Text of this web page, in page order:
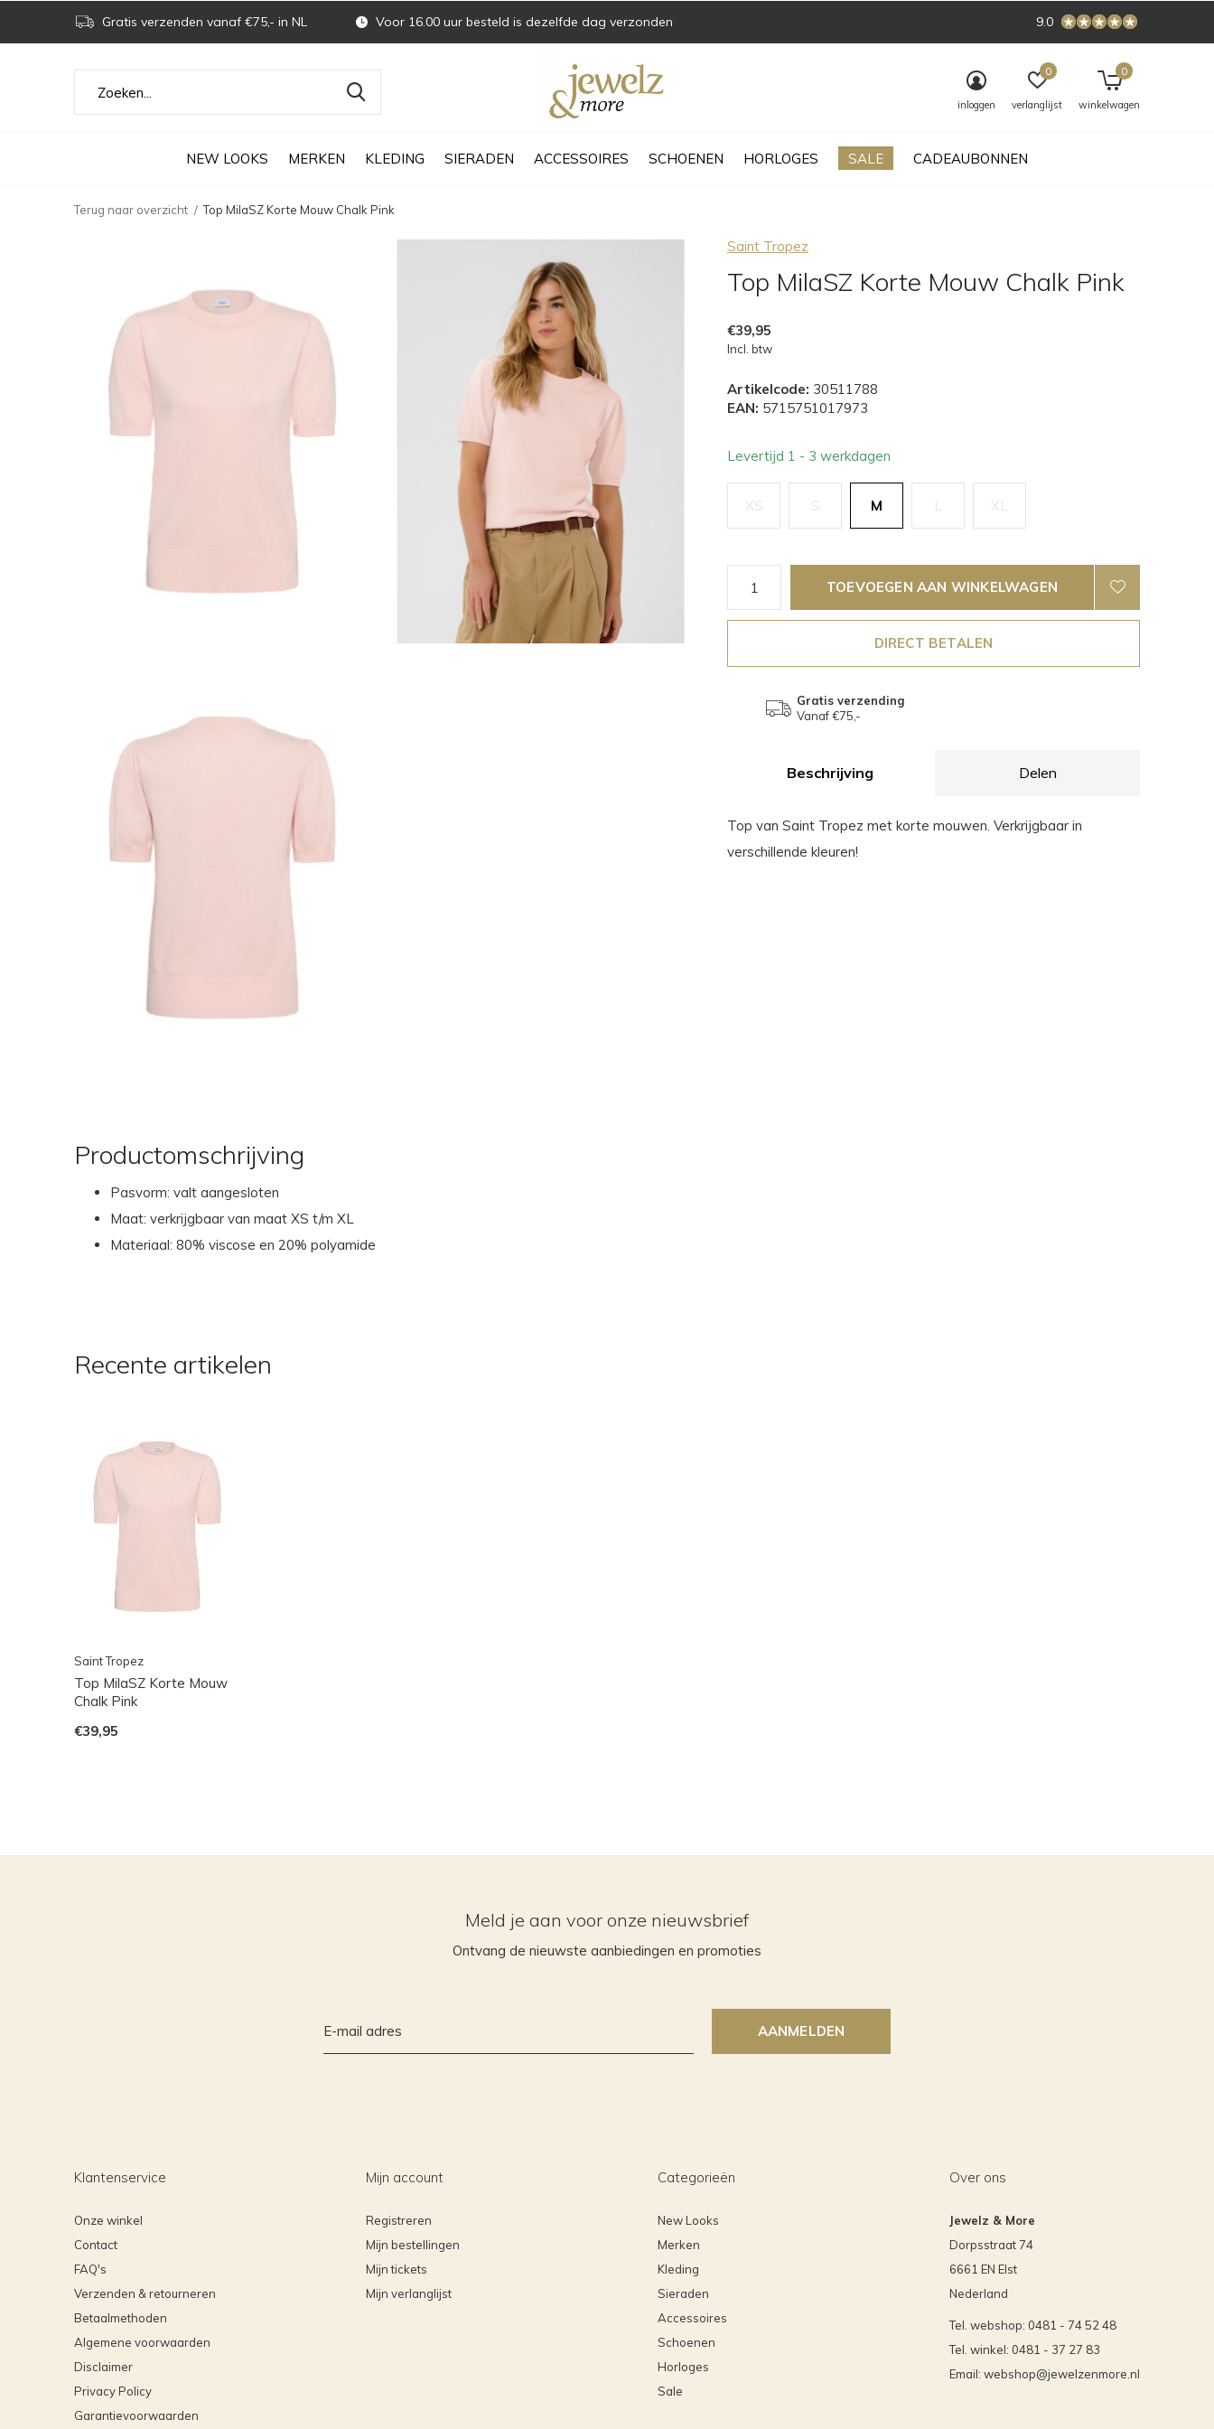
NEW LOOKS MERKEN KLEDING SIERADEN ACCESSOIRES SCHOENEN HORLOGES SALE CADEAUBONNEN
inloggen verlanglijst
0
winkelwagen
0
Gratis verzenden vanaf €75,- in NL Voor 16.00 uur besteld is dezelfde dag verzonden 9.0
Terug naar overzicht Top MilaSZ Korte Mouw Chalk Pink
Saint Tropez
Top MilaSZ Korte Mouw Chalk Pink
€39,95
Incl. btw
Artikelcode: 30511788
EAN: 5715751017973
Levertijd 1 - 3 werkdagen
XS S M L XL
TOEVOEGEN AAN WINKELWAGEN
DIRECT BETALEN
Gratis verzending
Vanaf €75,-
Beschrijving Delen
Top van Saint Tropez met korte mouwen. Verkrijgbaar in
verschillende kleuren!
Productomschrijving
Pasvorm: valt aangesloten
Maat: verkrijgbaar van maat XS t/m XL
Materiaal: 80% viscose en 20% polyamide
Recente artikelen
Saint Tropez
Top MilaSZ Korte Mouw
Chalk Pink
€39,95
Meld je aan voor onze nieuwsbrief
Ontvang de nieuwste aanbiedingen en promoties
AANMELDEN
Klantenservice
Onze winkel
Contact
FAQ's
Verzenden & retourneren
Betaalmethoden
Algemene voorwaarden
Disclaimer
Privacy Policy
Garantievoorwaarden
Mijn account
Registreren
Mijn bestellingen
Mijn tickets
Mijn verlanglijst
Categorieën
New Looks
Merken
Kleding
Sieraden
Accessoires
Schoenen
Horloges
Sale
Over ons
Jewelz & More
Dorpsstraat 74
6661 EN Elst
Nederland
Tel. webshop: 0481 - 74 52 48
Tel. winkel: 0481 - 37 27 83
Email: webshop@jewelzenmore.nl